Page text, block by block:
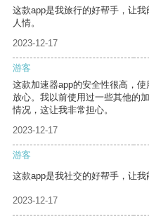
这款app是我旅行的好帮手，让
人情。
2023-12-17
游客
这款加速器app的安全性很高，
放心。我以前使用过一些其他的
情况，这让我非常担心。
2023-12-17
游客
这款app是我社交的好帮手，让我
2023-12-17